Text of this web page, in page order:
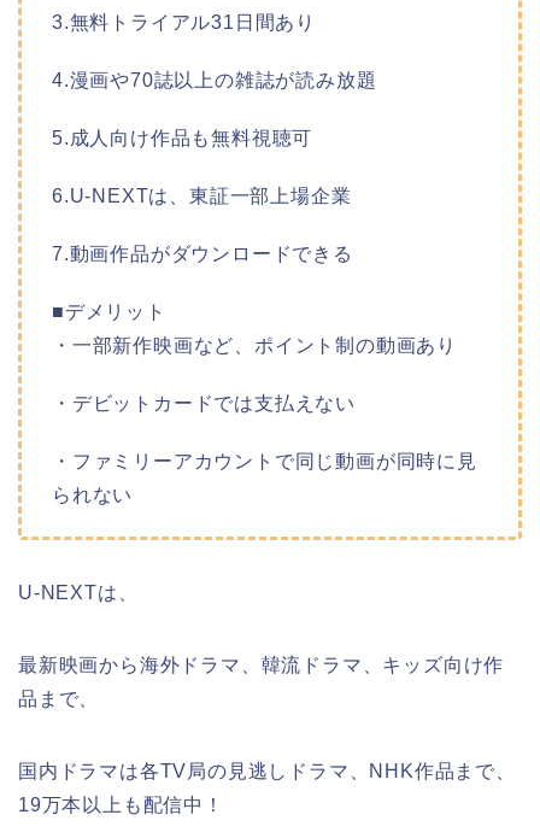
3.無料トライアル31日間あり
4.漫画や70誌以上の雑誌が読み放題
5.成人向け作品も無料視聴可
6.U-NEXTは、東証一部上場企業
7.動画作品がダウンロードできる
■デメリット
・一部新作映画など、ポイント制の動画あり
・デビットカードでは支払えない
・ファミリーアカウントで同じ動画が同時に見
られない
U-NEXTは、
最新映画から海外ドラマ、韓流ドラマ、キッズ向け作
品まで、
国内ドラマは各TV局の見逃しドラマ、NHK作品まで、
19万本以上も配信中！